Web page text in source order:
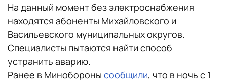
На данный момент без электроснабжения
находятся абоненты Михайловского и
Васильевского муниципальных округов.
Специалисты пытаются найти способ
устранить аварию.
Ранее в Минобороны сообщили, что в ночь с 1